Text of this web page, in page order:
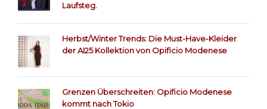
Laufsteg.
Herbst/Winter Trends: Die Must-Have-Kleider
der AI25 Kollektion von Opificio Modenese
Grenzen Überschreiten: Opificio Modenese
kommt nach Tokio